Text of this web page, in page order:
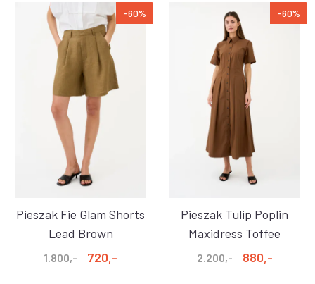
-60%
Pieszak Fie Glam Shorts
Lead Brown
1.800,- 720,-
-60%
Pieszak Tulip Poplin
Maxidress Toffee
2.200,- 880,-